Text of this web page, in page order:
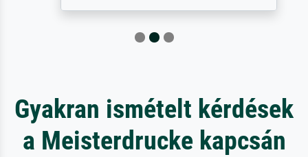
Gyakran ismételt kérdések
a Meisterdrucke kapcsán